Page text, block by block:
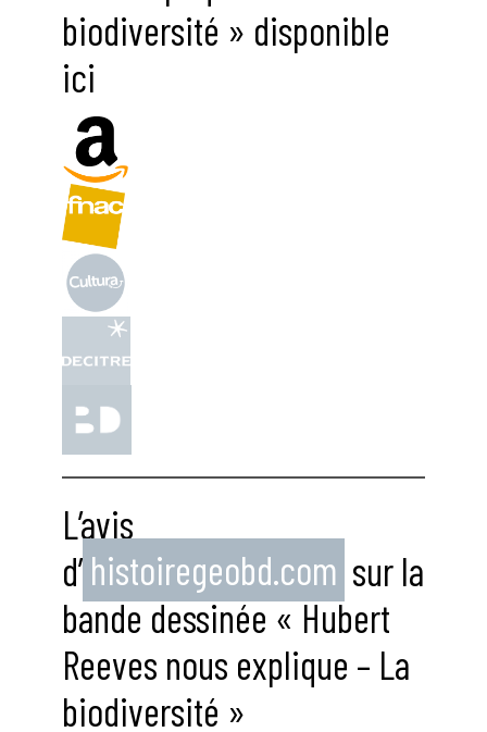
biodiversité » disponible
ici
L’avis
d’ histoiregeobd.com sur la
bande dessinée « Hubert
Reeves nous explique – La
biodiversité »